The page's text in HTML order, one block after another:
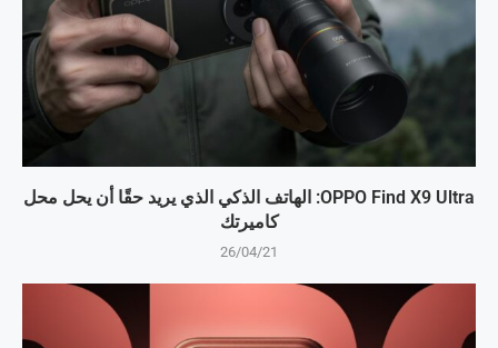
OPPO Find X9 Ultra: الهاتف الذكي الذي يريد حقًا أن يحل محل
كاميرتك
26/04/21